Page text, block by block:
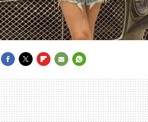
MAIL